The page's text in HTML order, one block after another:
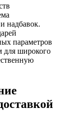
надбавок.
параметров
для широкого